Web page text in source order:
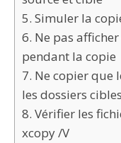
5. Simuler la
6. Ne pas afficher
pendant la copie
7. Ne copier que
les dossiers cibles
8. Vérifier les
xcopy /V